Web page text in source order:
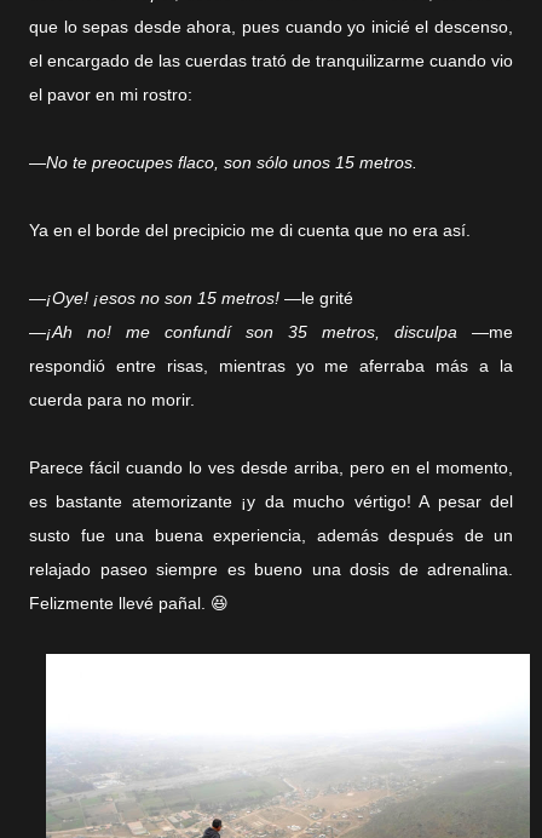
que lo sepas desde ahora, pues cuando yo inicié el descenso,
el encargado de las cuerdas trató de tranquilizarme cuando vio
el pavor en mi rostro:
—No te preocupes flaco, son sólo unos 15 metros.
Ya en el borde del precipicio me di cuenta que no era así.
—¡Oye! ¡esos no son 15 metros! —le grité
—¡Ah no! me confundí son 35 metros, disculpa —me
respondió entre risas, mientras yo me aferraba más a la
cuerda para no morir.
Parece fácil cuando lo ves desde arriba, pero en el momento,
es bastante atemorizante ¡y da mucho vértigo! A pesar del
susto fue una buena experiencia, además después de un
relajado paseo siempre es bueno una dosis de adrenalina.
Felizmente llevé pañal. 😆